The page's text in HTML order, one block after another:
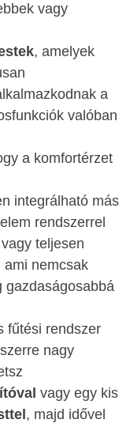
vagy
, amelyek
a
valóban
a komfortérzet
integrálható más
rendszerrel
teljesen
ami nemcsak
gazdaságosabbá
fűtési rendszer
nagy
vagy egy kis
, majd idővel